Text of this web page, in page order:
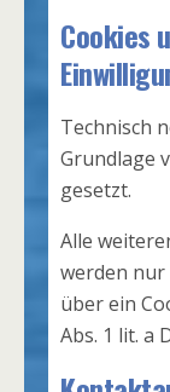
Cookies
Technisch
Grundlage
gesetzt.
Alle
werden
über ein
Abs. 1 lit. a